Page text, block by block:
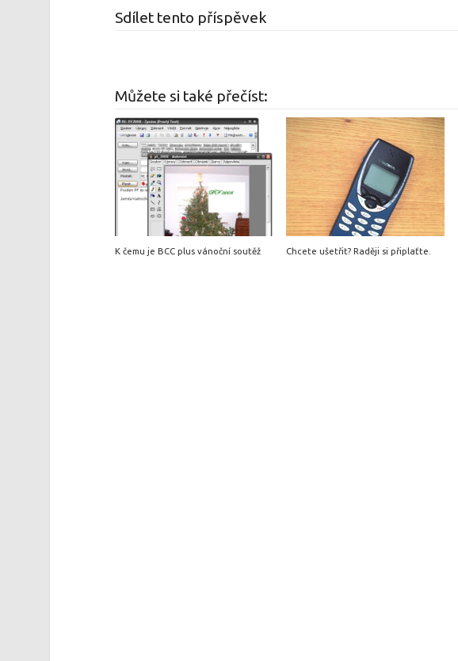
Sdílet tento příspěvek
Můžete si také přečíst:
K čemu je BCC plus vánoční soutěž Chcete ušetřit? Raději si připlaťte.